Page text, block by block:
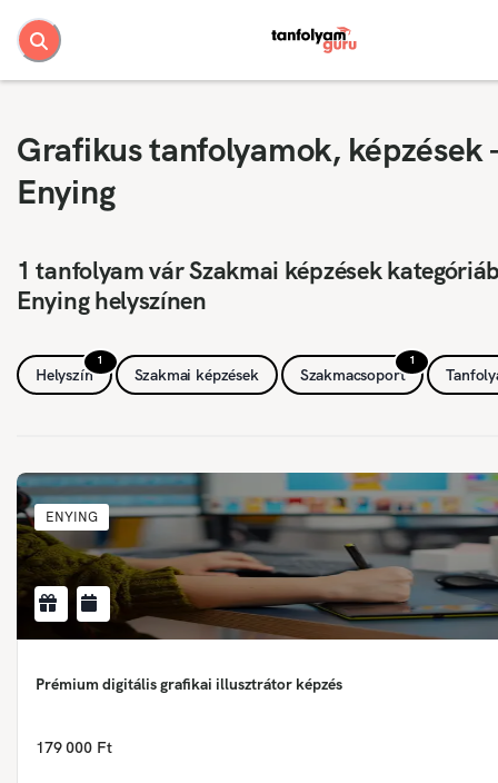
Grafikus tanfolyamok, képzések
Enying
1 tanfolyam vár Szakmai képzések
Enying helyszínen
1
Helyszín Szakmai képzések
1
Szakmacsoport
ENYING
Prémium digitális grafikai illusztrátor képzés
179 000 Ft